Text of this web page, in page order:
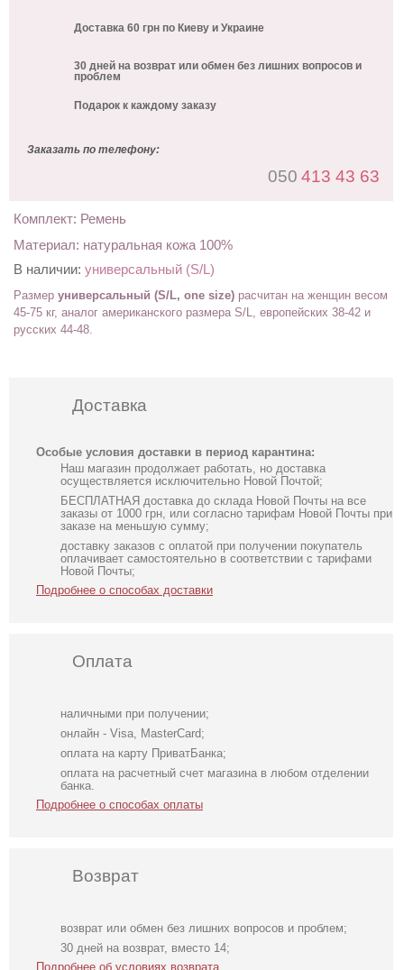
Доставка 60 грн по Киеву и Украине
30 дней на возврат или обмен без лишних вопросов и
проблем
Подарок к каждому заказу
Заказать по телефону:
050 413 43 63
Комплект: Ремень
Материал: натуральная кожа 100%
В наличии: универсальный (S/L)
Размер универсальный (S/L, one size) расчитан на женщин весом
45-75 кг, аналог американского размера S/L, европейских 38-42 и
русских 44-48
Доставка
Особые условия доставки в период карантина:
Наш магазин продолжает работать, но доставка
осуществляется исключительно Новой Почтой;
БЕСПЛАТНАЯ доставка до склада Новой Почты на все
заказы от 1000 грн, или согласно тарифам Новой Почты при
заказе на меньшую сумму;
доставку заказов с оплатой при получении покупатель
оплачивает самостоятельно в соответствии с тарифами
Новой Почты;
Подробнее о способах доставки
Оплата
наличными при получении;
онлайн - Visa, MasterCard;
оплата на карту ПриватБанка;
оплата на расчетный счет магазина в любом отделении
банка.
Подробнее о способах оплаты
Возврат
возврат или обмен без лишних вопросов и проблем;
30 дней на возврат, вместо 14;
Подробнее об условиях возврата
Круглые серьги с
завершением
Нарядная ярко-
розовая маска с